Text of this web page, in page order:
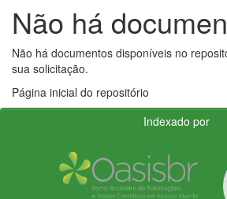
Não há
Não há documentos disponíveis no
sua solicitação.
Página inicial do repositório
Indexado por